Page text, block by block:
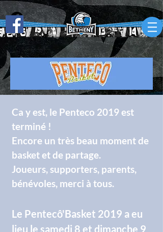
Ca y est, le Penteco 2019 est
terminé !
Encore un très beau moment de
basket et de partage.
Joueurs, supporters, parents,
bénévoles, merci à tous.
Le Pentecô'Basket 2019 a eu
lieu le samedi 8 et dimanche 9